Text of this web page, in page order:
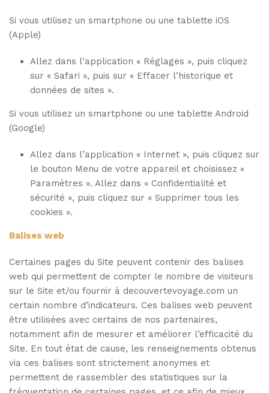
Si vous utilisez un smartphone ou une tablette iOS
(Apple)
Allez dans l’application « Réglages », puis cliquez
sur « Safari », puis sur « Effacer l’historique et
données de sites ».
Si vous utilisez un smartphone ou une tablette Android
(Google)
Allez dans l’application « Internet », puis cliquez sur
le bouton Menu de votre appareil et choisissez «
Paramètres ». Allez dans « Confidentialité et
sécurité », puis cliquez sur « Supprimer tous les
cookies ».
Balises web
Certaines pages du Site peuvent contenir des balises
web qui permettent de compter le nombre de visiteurs
sur le Site et/ou fournir à decouvertevoyage.com un
certain nombre d’indicateurs. Ces balises web peuvent
être utilisées avec certains de nos partenaires,
notamment afin de mesurer et améliorer l’efficacité du
Site. En tout état de cause, les renseignements obtenus
via ces balises sont strictement anonymes et
permettent de rassembler des statistiques sur la